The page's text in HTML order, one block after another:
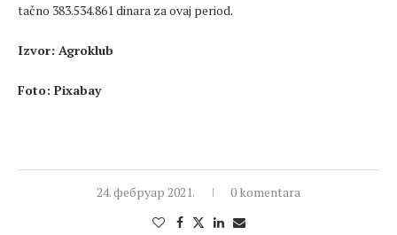
tačno 383.534.861 dinara za ovaj period.
Izvor: Agroklub
Foto: Pixabay
24. фебруар 2021. 0 komentara